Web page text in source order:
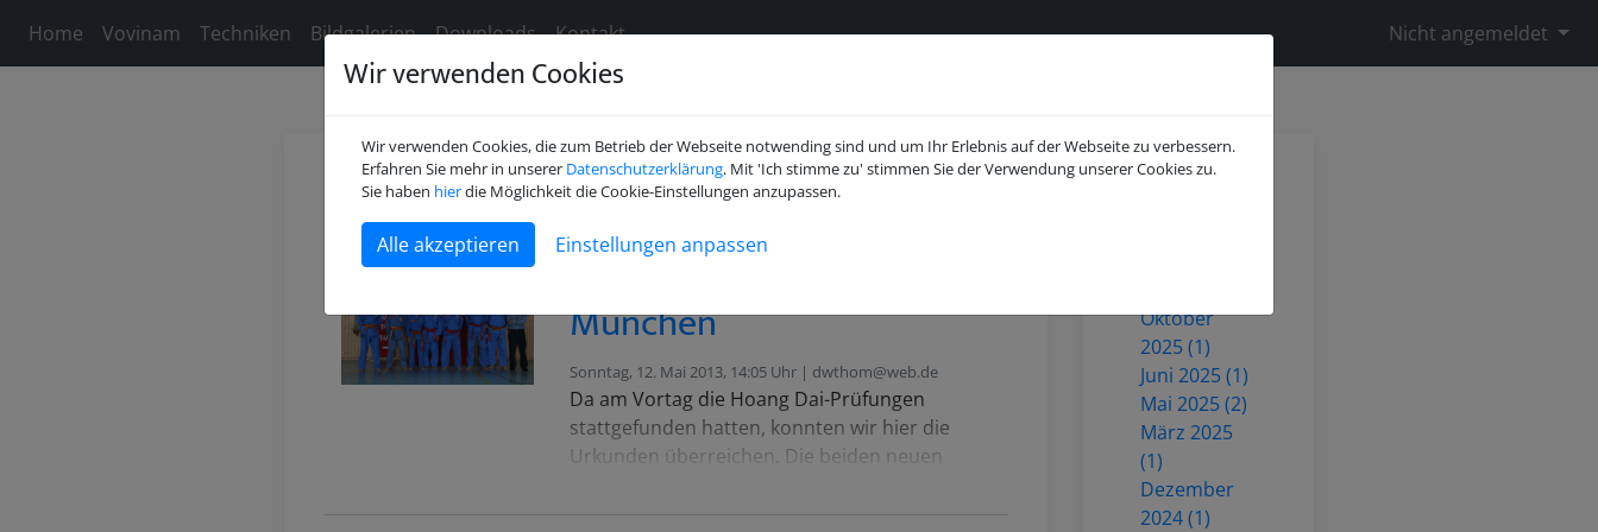
Home Vovinam Techniken Bildgalerien Downloads Kontakt Nicht angemeldet
Oktober
2025 (1)
Juni 2025 (1)
Mai 2025 (2)
März 2025
(1)
Dezember
2024 (1)
Willkommen beim DVVF e.V.
Gio-to-Fest 2013 in
München
Sonntag, 12. Mai 2013, 14:05 Uhr | dwthom@web.de
Da am Vortag die Hoang Dai-Prüfungen
stattgefunden hatten, konnten wir hier die
Urkunden überreichen. Die beiden neuen
Wir verwenden Cookies
Wir verwenden Cookies, die zum Betrieb der Webseite notwending sind und um Ihr Erlebnis auf der Webseite zu verbessern.
Erfahren Sie mehr in unserer Datenschutzerklärung. Mit 'Ich stimme zu' stimmen Sie der Verwendung unserer Cookies zu.
Sie haben hierdie Möglichkeit die Cookie-Einstellungen anzupassen.
Einstellungen anpassen